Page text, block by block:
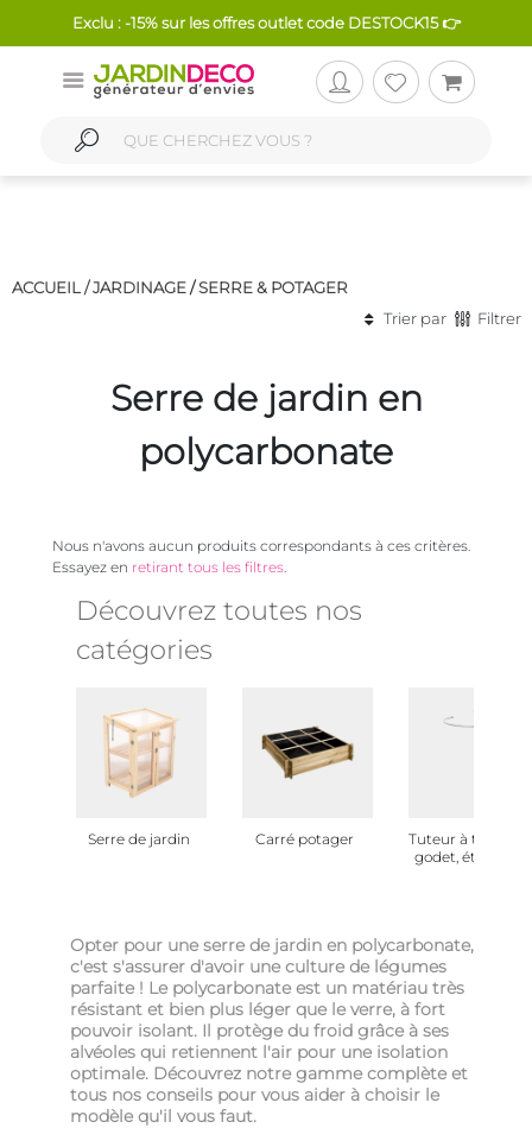
Exclu : -15% sur les offres outlet code DESTOCK15 👉
ACCUEIL /JARDINAGE/SERRE & POTAGER
Trier par
Filtrer
Serre de jardin en
polycarbonate
Nous n'avons aucun produits correspondants à ces critères.
Essayez en retirant tous les filtres.
Découvrez toutes nos
catégories
Serre de jardin Carré potager
Tuteur à tomates,
godet, étiquette
Opter pour une serre de jardin en polycarbonate,
c'est s'assurer d'avoir une culture de légumes
parfaite ! Le polycarbonate est un matériau très
résistant et bien plus léger que le verre, à fort
pouvoir isolant. Il protège du froid grâce à ses
alvéoles qui retiennent l'air pour une isolation
optimale. Découvrez notre gamme complète et
tous nos conseils pour vous aider à choisir le
modèle qu'il vous faut.